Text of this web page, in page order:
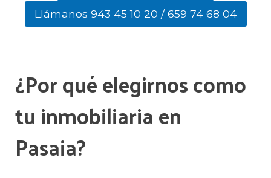
Llámanos 943 45 10 20 / 659 74 68 04
¿Por qué elegirnos como
tu inmobiliaria en
Pasaia?